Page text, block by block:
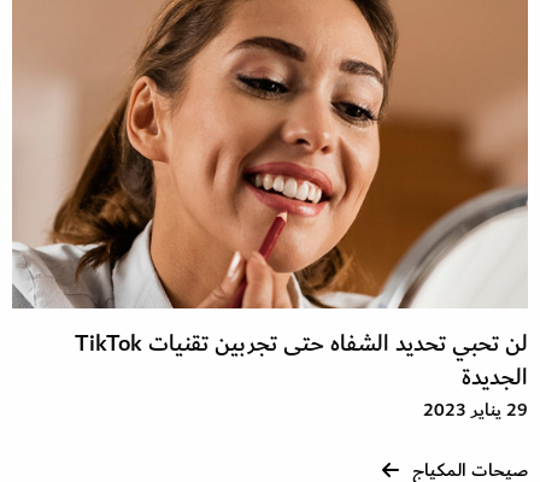
لن تحبي تحديد الشفاه حتى تجربين تقنيات TikTok
الجديدة
29 يناير 2023
صيحات المكياج